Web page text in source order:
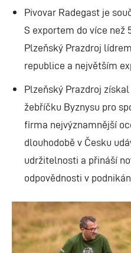
Pivovar Radegast je
S exportem do více než
Plzeňský Prazdroj
republice a největším
Plzeňský Prazdroj
žebříčku Byznysu pro
firma nejvýznamnější
dlouhodobě v Česku
udržitelnosti a přináší
odpovědnosti v